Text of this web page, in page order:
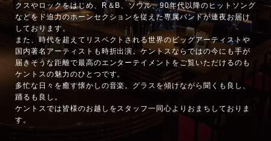
クスやロックをはじめ、R＆B、ソウル、90年代以降のヒットソング
などをド迫力のホーンセクションを従えた専属バンドが連夜お届け
しております。
また、時代を超えてリスペクトされる世界のビッグアーティストや
国内著名アーティストも時折出演。ケントスならではの今にも手が
届きそうな距離で最高のエンターテイメントをご覧いただけるのも
ケントスの魅力のひとつです。
多忙な日々を癒す懐かしの音楽。グラスを傾けながら聞くも良し、
踊るも良し。
ケントスでは皆様のお越しをスタッフ一同心よりおまちしておりま
す。